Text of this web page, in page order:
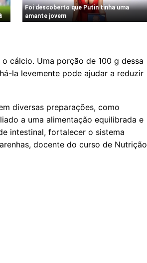
cálcio. Uma porção de 100 g dessa
la levemente pode ajudar a reduzir
diversas preparações, como
a uma alimentação equilibrada e
intestinal, fortalecer o sistema
docente do curso de Nutrição